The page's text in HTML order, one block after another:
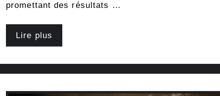
promettant des résultats …
Lire plus